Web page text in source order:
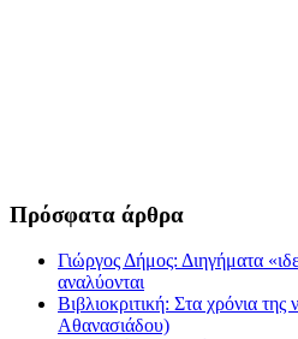
Πρόσφατα άρθρα
Γιώργος Δήμος: Διηγήματα
αναλύονται
Βιβλιοκριτική: Στα χρόνια
Αθανασιάδου)